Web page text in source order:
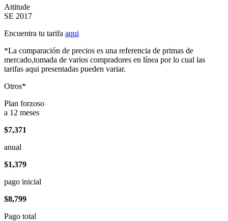
Attitude
SE 2017
Encuentra tu tarifa aqui
*La comparación de precios es una referencia de primas de
mercado,tomada de varios compradores en línea por lo cual las
tarifas aqui presentadas pueden variar.
Otros*
Plan forzoso
a 12 meses
$7,371
anual
$1,379
pago inicial
$8,799
Pago total